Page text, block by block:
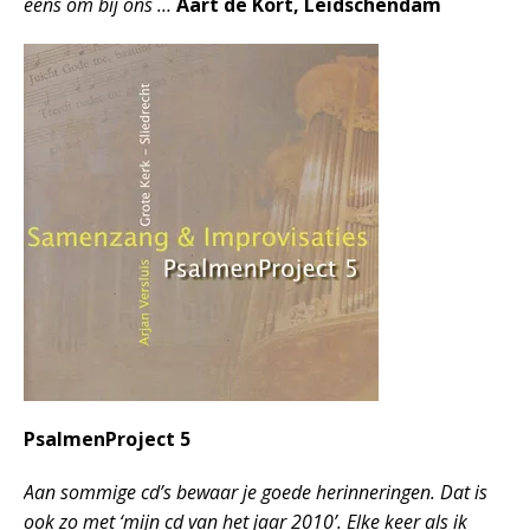
PsalmenProject 5
Aan sommige cd’s bewaar je goede herinneringen. Dat is
ook zo met ‘mijn cd van het jaar 2010’. Elke keer als ik